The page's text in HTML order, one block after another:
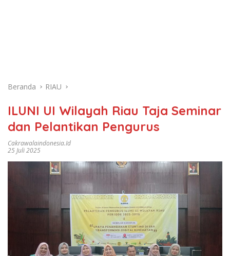
Beranda RIAU
ILUNI UI Wilayah Riau Taja Seminar
dan Pelantikan Pengurus
Cakrawalaindonesia.id
25 Juli 2025